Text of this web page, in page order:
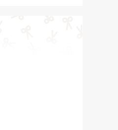
、癫痫等疾病，此